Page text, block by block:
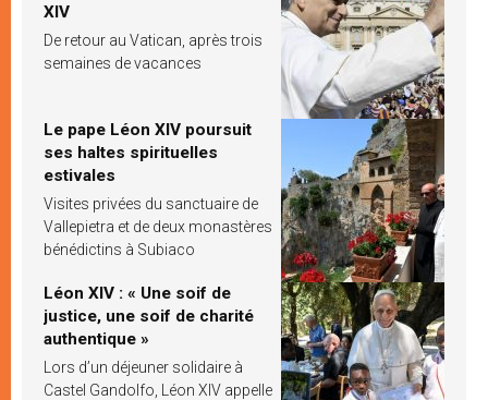
XIV
De retour au Vatican, après trois
semaines de vacances
Le pape Léon XIV poursuit
ses haltes spirituelles
estivales
Visites privées du sanctuaire de
Vallepietra et de deux monastères
bénédictins à Subiaco
Léon XIV : « Une soif de
justice, une soif de charité
authentique »
Lors d’un déjeuner solidaire à
Castel Gandolfo, Léon XIV appelle